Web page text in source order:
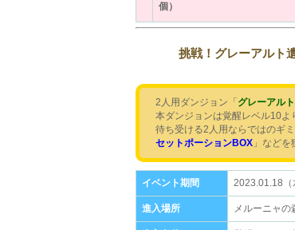
個）
挑戦！グレーアルト
2人用ダンジョン「 グレーアル
本ダンジョンは覚醒レベル10よ
待ち受ける2人用ならではのギ
セットポーションBOX」などを
イベント期間 2023.01.18（
進入場所 メルーニャの